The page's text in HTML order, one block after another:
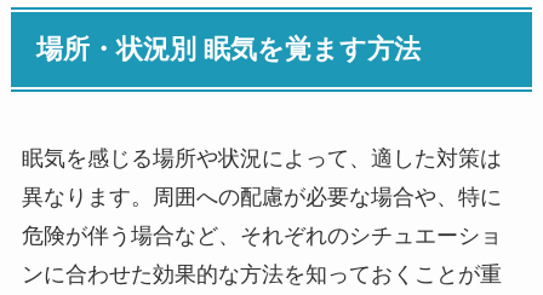
場所・状況別 眠気を覚ます方法
眠気を感じる場所や状況によって、適した対策は
異なります。周囲への配慮が必要な場合や、特に
危険が伴う場合など、それぞれのシチュエーショ
ンに合わせた効果的な方法を知っておくことが重